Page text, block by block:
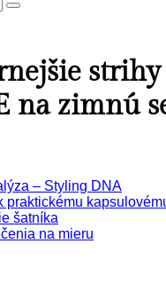
na zimnú
– Styling DNA
praktickému
šatníka
na mieru